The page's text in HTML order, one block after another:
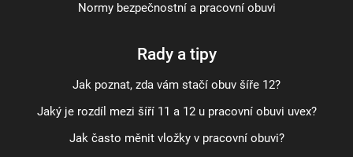
Normy bezpečnostní a pracovní obuvi
Rady a tipy
Jak poznat, zda vám stačí obuv šíře 12?
Jaký je rozdíl mezi šíří 11 a 12 u pracovní obuvi uvex?
Jak často měnit vložky v pracovní obuvi?